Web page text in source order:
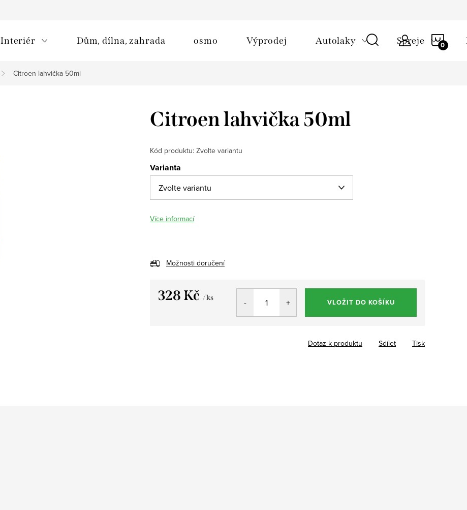
Interiér Dům, dílna, zahrada osmo Výprodej Autolaky Spreje
Citroen lahvička 50ml
Citroen lahvička 50ml
Kód produktu: Zvolte variantu
Varianta
Více informací
Možnosti doručení
328 Kč / ks VLOŽIT DO KOŠÍKU
Tisk
Dotaz k produktu Sdílet